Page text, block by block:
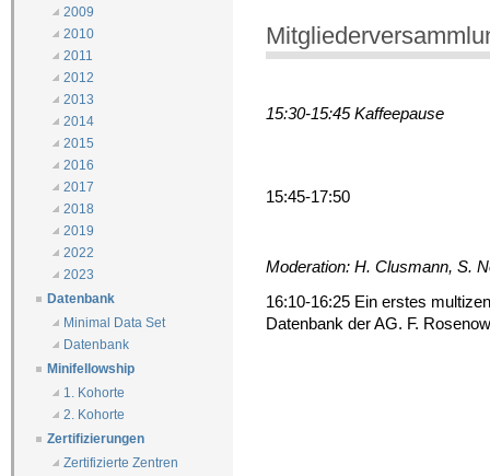
2009
2010
2011
2012
2013
2014
2015
2016
2017
2018
2019
2022
2023
Datenbank
Minimal Data Set
Datenbank
Minifellowship
1. Kohorte
2. Kohorte
Zertifizierungen
Zertifizierte Zentren
15:30-15:45 Kaffeepause
15:45-17:50
Moderation: H. Clusmann, S.
16:10-16:25 Ein erstes
Datenbank der AG. F.